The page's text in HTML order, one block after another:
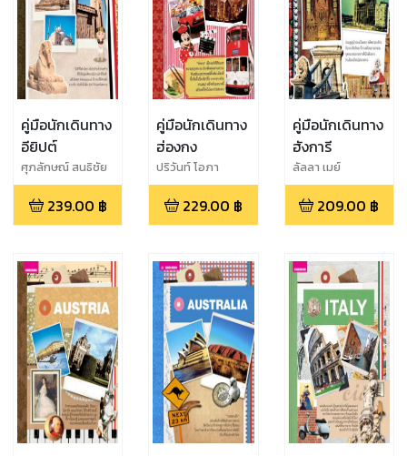
คู่มือนักเดินทาง
อียิปต์
ศุภลักษณ์ สนธิชัย
239.00 ฿
คู่มือนักเดินทาง
ฮ่องกง
ปริวันท์ โอภา
เจริญสุข
229.00 ฿
คู่มือนักเดินทาง
ฮังการี
ลัลลา เมย์
209.00 ฿